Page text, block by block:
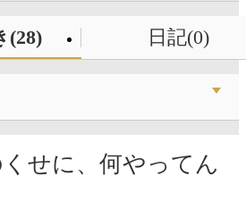
(28) 日記(0)
せに、何やってん